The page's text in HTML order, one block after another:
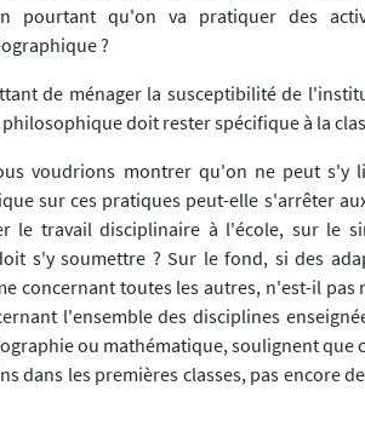
pourtant qu'on va pratiquer des
?
de ménager la susceptibilité de
doit rester spécifique à la
voudrions montrer qu'on ne peut s'y
sur ces pratiques peut-elle s'arrêter
le travail disciplinaire à l'école, sur le
s'y soumettre ? Sur le fond, si des
concernant toutes les autres, n'est-il pas
l'ensemble des disciplines
ou mathématique, soulignent que
dans les premières classes, pas encore